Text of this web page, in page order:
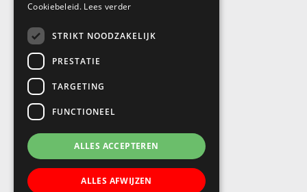
Cookiebeleid. Lees verder
STRIKT NOODZAKELIJK
PRESTATIE
TARGETING
FUNCTIONEEL
ALLES ACCEPTEREN
ALLES AFWIJZEN